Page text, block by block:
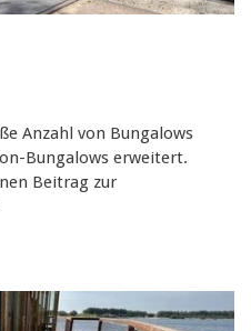
Anzahl von Bungalows
Bungalows erweitert.
Beitrag zur